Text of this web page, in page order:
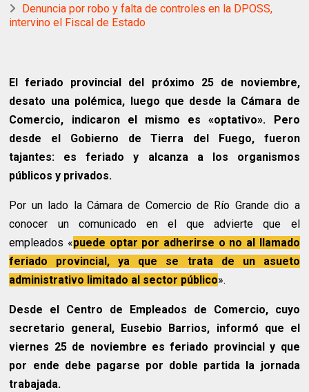
Denuncia por robo y falta de controles en la DPOSS,
intervino el Fiscal de Estado
El feriado provincial del próximo 25 de noviembre,
desato una polémica, luego que desde la Cámara de
Comercio, indicaron el mismo es «optativo». Pero
desde el Gobierno de Tierra del Fuego, fueron
tajantes: es feriado y alcanza a los organismos
públicos y privados.
Por un lado la Cámara de Comercio de Río Grande dio a
conocer un comunicado en el que advierte que el
empleados «puede optar por adherirse o no al llamado
feriado provincial, ya que se trata de un asueto
administrativo limitado al sector público».
Desde el Centro de Empleados de Comercio, cuyo
secretario general, Eusebio Barrios, informó que el
viernes 25 de noviembre es feriado provincial y que
por ende debe pagarse por doble partida la jornada
trabajada.